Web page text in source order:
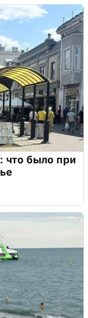
что было при